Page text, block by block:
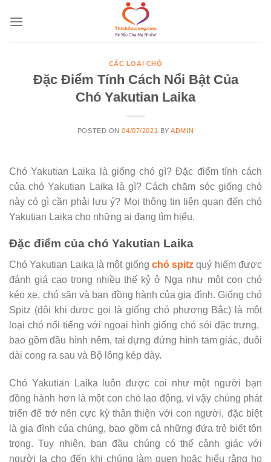
CÁC LOẠI CHÓ
Đặc Điểm Tính Cách Nổi Bật Của
Chó Yakutian Laika
POSTED ON04/07/2021 BYADMIN
Chó Yakutian Laika là giống chó gì? Đặc điểm tính cách
của chó Yakutian Laika là gì? Cách chăm sóc giống chó
này có gì cần phải lưu ý? Mọi thông tin liên quan đến chó
Yakutian Laika cho những ai đang tìm hiểu.
Đặc điểm của chó Yakutian Laika
Chó Yakutian Laika là một giống chó spitz quý hiếm được
đánh giá cao trong nhiều thế kỷ ở Nga như một con chó
kéo xe, chó săn và bạn đồng hành của gia đình. Giống chó
Spitz (đôi khi được gọi là giống chó phương Bắc) là một
loại chó nổi tiếng với ngoại hình giống chó sói đặc trưng, ​​
bao gồm đầu hình nêm, tai dựng đứng hình tam giác, đuôi
dài cong ra sau và Bộ lông kép dày.
Chó Yakutian Laika luôn được coi như một người bạn
đồng hành hơn là một con chó lao động, vì vậy chúng phát
triển để trở nên cực kỳ thân thiện với con người, đặc biệt
là gia đình của chúng, bao gồm cả những đứa trẻ biết tôn
trọng. Tuy nhiên, ban đầu chúng có thể cảnh giác với
người lạ cho đến khi chúng làm quen hoặc hiểu rằng họ